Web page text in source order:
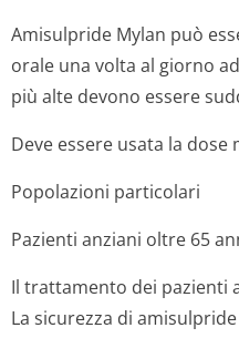
Amisulpride Mylan può
orale una volta al giorno
più alte devono essere
Deve essere usata la dose
Popolazioni particolari
Pazienti anziani oltre 65
Il trattamento dei pazienti
La sicurezza di